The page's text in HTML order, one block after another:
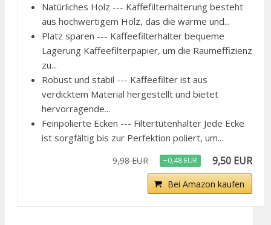
Natürliches Holz --- Kaffefilterhalterung besteht
aus hochwertigem Holz, das die warme und...
Platz sparen --- Kaffeefilterhalter bequeme
Lagerung Kaffeefilterpapier, um die Raumeffizienz
zu...
Robust und stabil --- Kaffeefilter ist aus
verdicktem Material hergestellt und bietet
hervorragende...
Feinpolierte Ecken --- Filtertütenhalter Jede Ecke
ist sorgfältig bis zur Perfektion poliert, um...
9,98 EUR −0,48 EUR 9,50 EUR
Bei Amazon kaufen